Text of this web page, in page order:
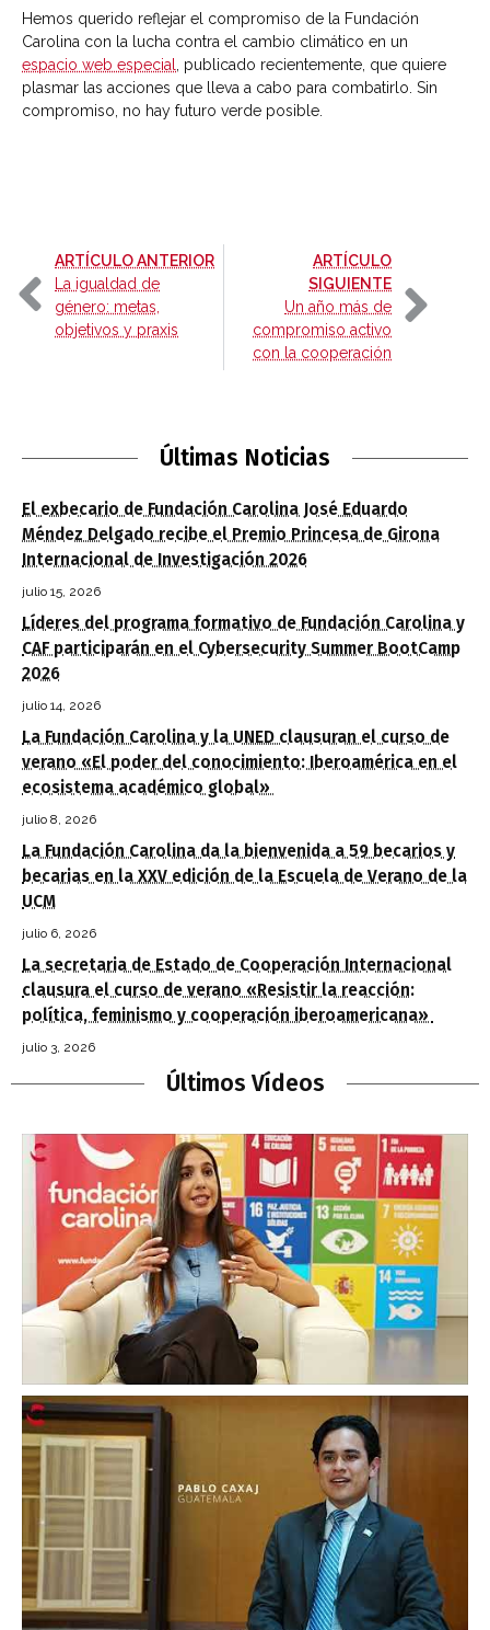
Hemos querido reflejar el compromiso de la Fundación
Carolina con la lucha contra el cambio climático en un
espacio web especial
, publicado recientemente, que quiere
plasmar las acciones que lleva a cabo para combatirlo. Sin
compromiso, no hay futuro verde posible.
ARTÍCULO ANTERIOR-
La igualdad de
género: metas,
objetivos y praxis
ARTÍCULO
SIGUIENTE-
Un año más de
compromiso activo
con la cooperación
Últimas Noticias
El exbecario de Fundación Carolina José Eduardo
Méndez Delgado recibe el Premio Princesa de Girona
Internacional de Investigación 2026
julio 15, 2026
Líderes del programa formativo de Fundación Carolina y
CAF participarán en el Cybersecurity Summer BootCamp
2026
julio 14, 2026
La Fundación Carolina y la UNED clausuran el curso de
verano «El poder del conocimiento: Iberoamérica en el
ecosistema académico global»
julio 8, 2026
La Fundación Carolina da la bienvenida a 59 becarios y
becarias en la XXV edición de la Escuela de Verano de la
UCM
julio 6, 2026
La secretaria de Estado de Cooperación Internacional
clausura el curso de verano «Resistir la reacción:
política, feminismo y cooperación iberoamericana»
julio 3, 2026
Últimos Vídeos